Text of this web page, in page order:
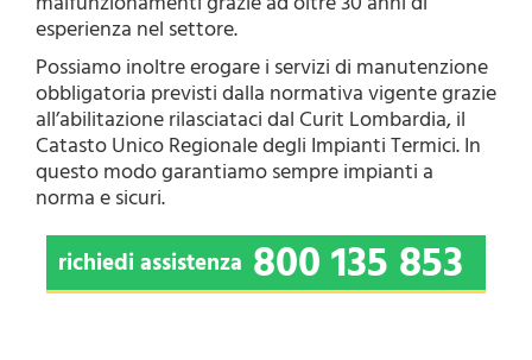
esperienza nel settore.
Possiamo inoltre erogare i servizi di manutenzione
obbligatoria previsti dalla normativa vigente grazie
all’abilitazione rilasciataci dal Curit Lombardia, il
Catasto Unico Regionale degli Impianti Termici. In
questo modo garantiamo sempre impianti a
norma e sicuri.
richiedi assistenza 800 135 853